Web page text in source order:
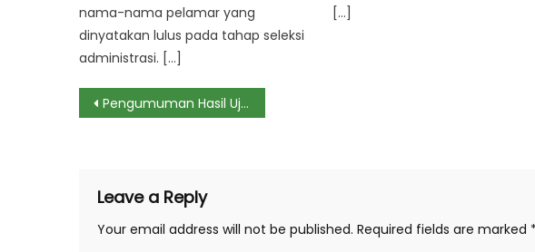
nama-nama pelamar yang
dinyatakan lulus pada tahap seleksi
administrasi. […]
[…]
Post
Pengumuman Hasil Ujian Kompetensi Berbasis Web (UKBW) Angkatan III Tahun 2020
Leave a Reply
Your email address will not be published. Required fields are marked *